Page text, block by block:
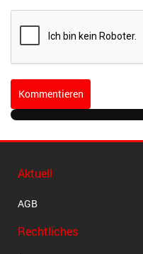
Kommentieren
Aktuell
AGB
Rechtliches